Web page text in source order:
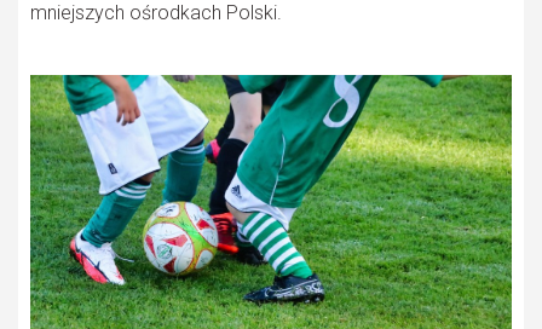
mniejszych ośrodkach Polski.